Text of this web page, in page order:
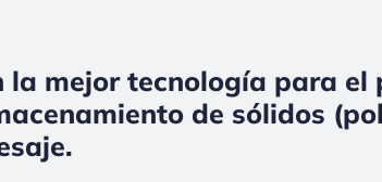
mejor tecnología para el
de sólidos